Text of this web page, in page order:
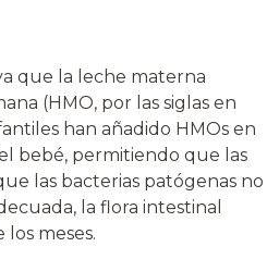
que la leche materna
(HMO, por las siglas en
han añadido HMOs en
bebé, permitiendo que las
las bacterias patógenas no
la flora intestinal
meses.